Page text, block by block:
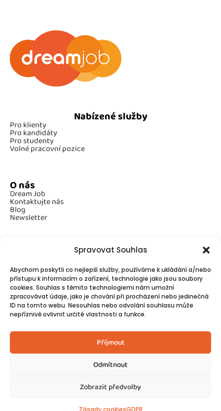
Spravovat Souhlas
Abychom poskytli co nejlepší služby, používáme k ukládání a/nebo
přístupu k informacím o zařízení, technologie jako jsou soubory
cookies. Souhlas s těmito technologiemi nám umožní
zpracovávat údaje, jako je chování při procházení nebo jedinečná
ID na tomto webu. Nesouhlas nebo odvolání souhlasu může
nepříznivě ovlivnit určité vlastnosti a funkce.
Příjmout
Odmítnout
Zobrazit předvolby
Zásady cookiesGDPR
Nabízené služby
Pro klienty
Pro kandidáty
Pro studenty
Volné pracovní pozice
O nás
Dream Job
Kontaktujte nás
Blog
Newsletter
Povinné informace
GDPR
Cookies
Spojte se s námi!